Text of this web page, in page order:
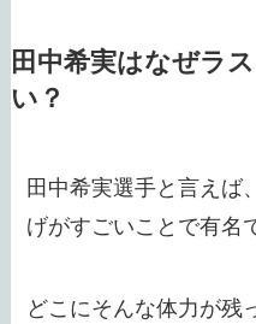
田中希実はなぜラ
い？
田中希実選手と言えば
げがすごいことで有名
どこにそんな体力が残